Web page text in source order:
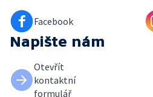
Facebook
Napište nám
Otevřít
kontaktní
formulář